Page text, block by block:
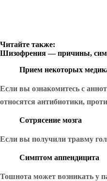
Читайте также:
Шизофрения — причины,
Прием некоторых
Если вы ознакомитесь с
относятся антибиотики,
Сотрясение мозга
Если вы получили травму
Симптом аппендицита
Тошнота может возникать у